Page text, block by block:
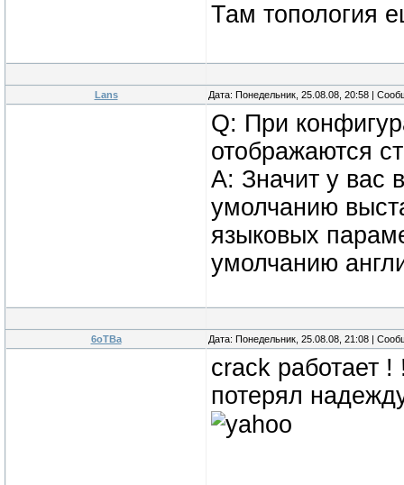
Там топология
Lans Дата: Понедельник, 25.08.08, 20:58 |
Q: При
отображаются
A: Значит у вас
умолчанию
языковых
умолчанию
6oTBa Дата: Понедельник, 25.08.08, 21:08 |
crack
потерял